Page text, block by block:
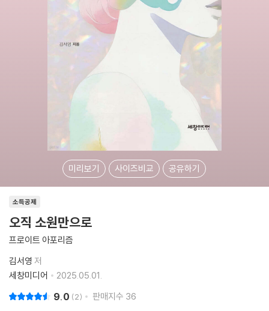
미리보기 사이즈비교 공유하기
소득공제
오직 소원만으로
프로이트 아포리즘
김서영 저
세창미디어
2025.05.01.
9.0 2 판매지수 36